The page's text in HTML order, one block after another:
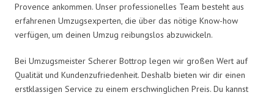
Provence ankommen. Unser professionelles Team besteht aus
erfahrenen Umzugsexperten, die über das nötige Know-how
verfügen, um deinen Umzug reibungslos abzuwickeln.
Bei Umzugsmeister Scherer Bottrop legen wir großen Wert auf
Qualität und Kundenzufriedenheit. Deshalb bieten wir dir einen
erstklassigen Service zu einem erschwinglichen Preis. Du kannst